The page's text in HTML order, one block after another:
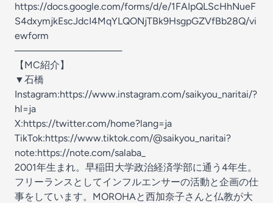
https://docs.google.com/forms/d/e/1FAIpQLScHhNueF
S4dxymjkEscJdcI4MqYLQONjTBk9HsgpGZVfBb28Q/vi
ewform
────────────────
【MC紹介】
▼石橋
Instagram:https://www.instagram.com/saikyou_naritai/?
hl=ja
X:https://twitter.com/home?lang=ja
TikTok:https://www.tiktok.com/@saikyou_naritai?
note:https://note.com/salaba_
2001年生まれ。早稲田大学政治経済学部に通う4年生。
フリーランスとしてインフルエンサーの活動と企画の仕
事をしています。MOROHAと西加奈子さんと仏教が大